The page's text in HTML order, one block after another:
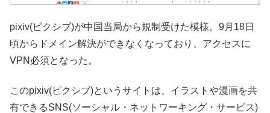
pixiv(ピクシブ)が中国当局から規制受けた模様。9月18日
頃からドメイン解決ができなくなっており、アクセスに
VPN必須となった。
このpixiv(ピクシブ)というサイトは、イラストや漫画を共
有できるSNS(ソーシャル・ネットワーキング・サービス)